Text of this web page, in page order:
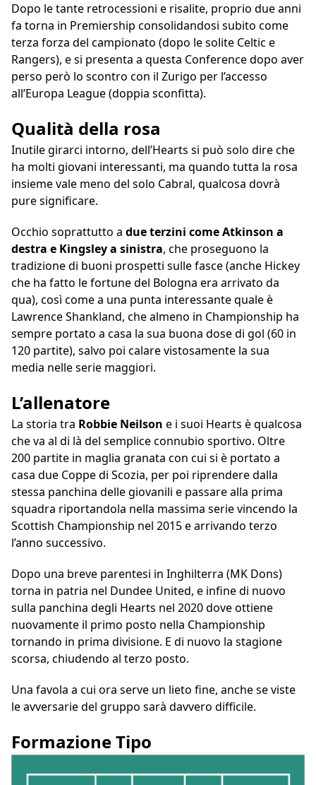
Dopo le tante retrocessioni e risalite, proprio due anni
fa torna in Premiership consolidandosi subito come
terza forza del campionato (dopo le solite Celtic e
Rangers), e si presenta a questa Conference dopo aver
perso però lo scontro con il Zurigo per l’accesso
all’Europa League (doppia sconfitta).
Qualità della rosa
Inutile girarci intorno, dell’Hearts si può solo dire che
ha molti giovani interessanti, ma quando tutta la rosa
insieme vale meno del solo Cabral, qualcosa dovrà
pure significare.
Occhio soprattutto a due terzini come Atkinson a
destra e Kingsley a sinistra, che proseguono la
tradizione di buoni prospetti sulle fasce (anche Hickey
che ha fatto le fortune del Bologna era arrivato da
qua), così come a una punta interessante quale è
Lawrence Shankland, che almeno in Championship ha
sempre portato a casa la sua buona dose di gol (60 in
120 partite), salvo poi calare vistosamente la sua
media nelle serie maggiori.
L’allenatore
La storia tra Robbie Neilson e i suoi Hearts è qualcosa
che va al di là del semplice connubio sportivo. Oltre
200 partite in maglia granata con cui si è portato a
casa due Coppe di Scozia, per poi riprendere dalla
stessa panchina delle giovanili e passare alla prima
squadra riportandola nella massima serie vincendo la
Scottish Championship nel 2015 e arrivando terzo
l’anno successivo.
Dopo una breve parentesi in Inghilterra (MK Dons)
torna in patria nel Dundee United, e infine di nuovo
sulla panchina degli Hearts nel 2020 dove ottiene
nuovamente il primo posto nella Championship
tornando in prima divisione. E di nuovo la stagione
scorsa, chiudendo al terzo posto.
Una favola a cui ora serve un lieto fine, anche se viste
le avversarie del gruppo sarà davvero difficile.
Formazione Tipo